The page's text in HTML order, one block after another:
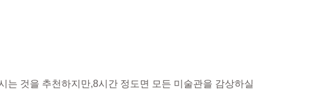
는 것을 추천하지만,8시간 정도면 모든 미술관을 감상하실